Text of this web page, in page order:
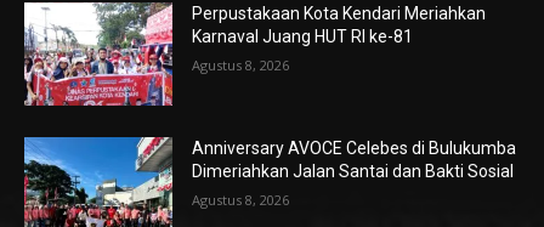
Perpustakaan Kota Kendari Meriahkan
Karnaval Juang HUT RI ke-81
Agustus 8, 2026
Anniversary AVOCE Celebes di Bulukumba
Dimeriahkan Jalan Santai dan Bakti Sosial
Agustus 8, 2026